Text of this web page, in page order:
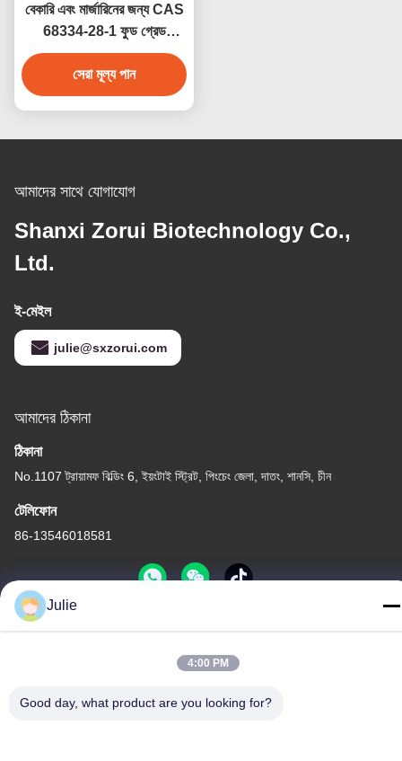
বেকারি এবং মার্জারিনের জন্য CAS
68334-28-1 ফুড গ্রেড
হাইড্রোজেনেটেড ভেজিটেবল অয়েল
(HVO)
সেরা মূল্য পান
আমাদের সাথে যোগাযোগ
Shanxi Zorui Biotechnology Co.,
Ltd.
ই-মেইল
julie@sxzorui.com
আমাদের ঠিকানা
ঠিকানা
No.1107 ট্রায়ামফ বিল্ডিং 6, ইয়ংটাই স্ট্রিট, পিংচেং জেলা, দাতং, শানসি, চীন
টেলিফোন
86-13546018581
চীন ভালো গুণমান খাদ্য এবং ফিড সংযোজন সরবরাহকারী। কপিরাইট © -2026 Shanxi
Julie
4:00 PM
Good day, what product are you looking for?